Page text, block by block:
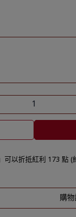
可以折抵紅利 173 點 (
購